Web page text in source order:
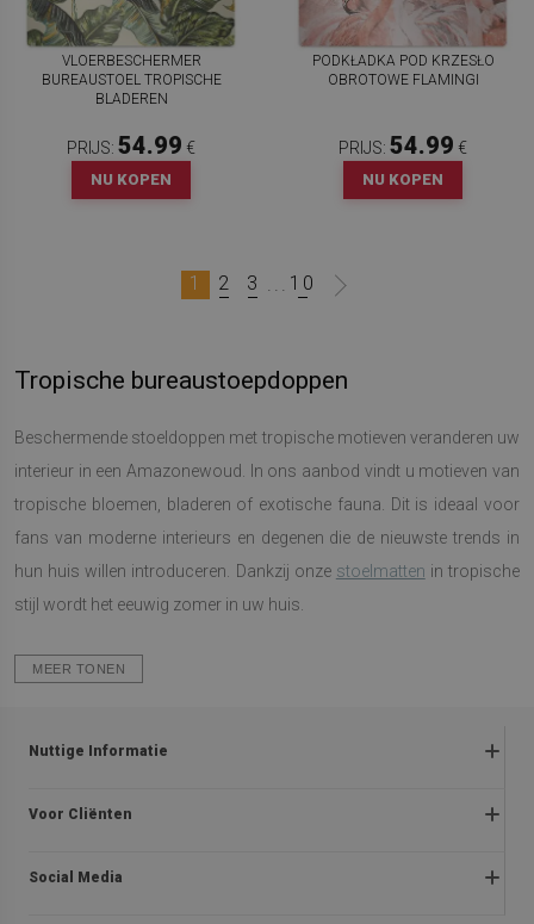
VLOERBESCHERMER
BUREAUSTOEL TROPISCHE
BLADEREN
PRIJS: 54.99 €
NU KOPEN
PODKŁADKA POD KRZESŁO
OBROTOWE FLAMINGI
PRIJS: 54.99 €
NU KOPEN
1 2 3 ... 10
Tropische bureaustoepdoppen
Beschermende stoeldoppen met tropische motieven veranderen uw
interieur in een Amazonewoud. In ons aanbod vindt u motieven van
tropische bloemen, bladeren of exotische fauna. Dit is ideaal voor
fans van moderne interieurs en degenen die de nieuwste trends in
hun huis willen introduceren. Dankzij onze stoelmatten in tropische
stijl wordt het eeuwig zomer in uw huis.
MEER TONEN
Nuttige Informatie
Klachten en retourzendingen
Privacybeleid
Voor Cliënten
Over ons
Social Media